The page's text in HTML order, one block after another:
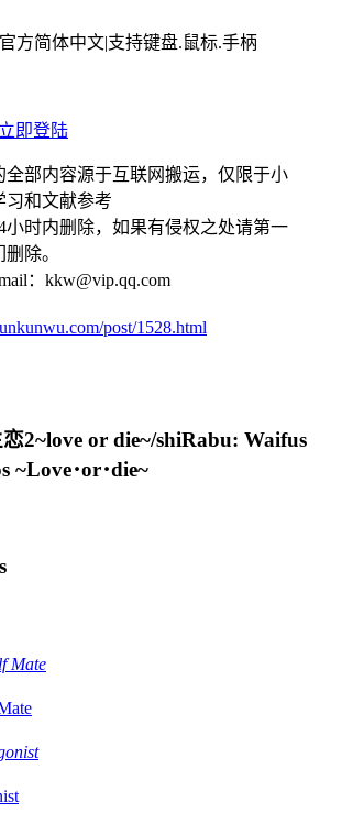
方简体中文|支持键盘.鼠标.手柄
立即登陆
全部内容源于互联网搬运，仅限于小
习和文献参考
小时内删除，如果有侵权之处请第一
除。
：kkw@vip.qq.com
post/1528.html
2~love or die~/shiRabu: Waifus
~Love･or･die~